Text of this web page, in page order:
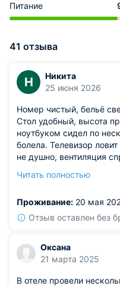
Питание
41 отзыва
Н
Никита
25 июня 2026
Номер чистый, бельё
Стол удобный, высота
ноутбуком сидел по
болела. Телевизор
не душно, вентиляция
Из недостатков: но вот
тесновато. Мелочь, а
порадовал,
Читать полностью
Проживание: 20 мая
Отзыв оставлен без
Оксана
21 марта 2025
В отеле провели